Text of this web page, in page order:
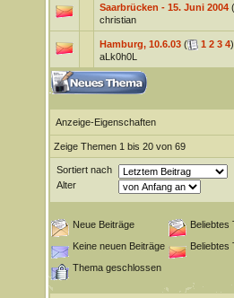
Saarbrücken - 15. Juni 2004 (
christian
Hamburg, 10.6.03 ( 1 2 3 4)
aLk0h0L
Anzeige-Eigenschaften
Zeige Themen 1 bis 20 von 69
Sortiert nach
Alter
Neue Beiträge
Beliebtes
Keine neuen Beiträge
Beliebtes
Thema geschlossen